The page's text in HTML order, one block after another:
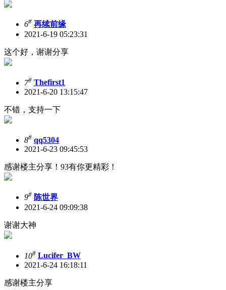
6# 再续前缘
2021-6-19 05:23:31
这个好，谢谢分享
7# Thefirst1
2021-6-20 13:15:47
不错，支持一下
8# qq5304
2021-6-23 09:45:53
感谢楼主分享！93有你更精彩！
9# 陈世界
2021-6-24 09:09:38
谢谢大神
10# Lucifer_BW
2021-6-24 16:18:11
感谢楼主分享